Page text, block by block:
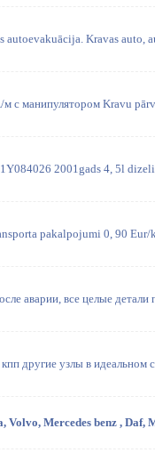
autoevakuācija. Kravas auto,
м с манипулятором Kravu
2001gads 4, 5l
pakalpojumi 0, 90
аварии, все целые
кпп другие узлы в
Volvo, Mercedes benz ,